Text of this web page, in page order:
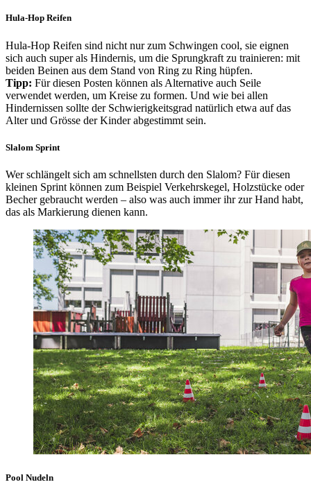
Hula-Hop Reifen
Hula-Hop Reifen sind nicht nur zum Schwingen cool, sie eignen
sich auch super als Hindernis, um die Sprungkraft zu trainieren: mit
beiden Beinen aus dem Stand von Ring zu Ring hüpfen.
Tipp: Für diesen Posten können als Alternative auch Seile
verwendet werden, um Kreise zu formen. Und wie bei allen
Hindernissen sollte der Schwierigkeitsgrad natürlich etwa auf das
Alter und Grösse der Kinder abgestimmt sein.
Slalom Sprint
Wer schlängelt sich am schnellsten durch den Slalom? Für diesen
kleinen Sprint können zum Beispiel Verkehrskegel, Holzstücke oder
Becher gebraucht werden – also was auch immer ihr zur Hand habt,
das als Markierung dienen kann.
Pool Nudeln